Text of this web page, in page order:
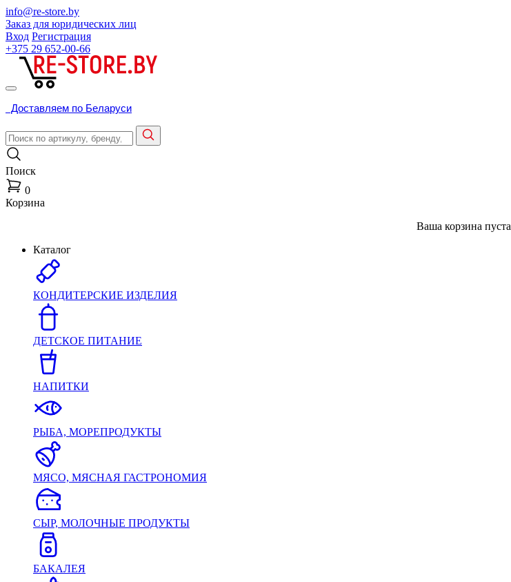
info@re-store.by
Заказ для юридических лиц
Вход Регистрация
+375 29 652-00-66
Доставляем по Беларуси
Поиск
0
Корзина
Ваша корзина пуста
Каталог
КОНДИТЕРСКИЕ ИЗДЕЛИЯ
ДЕТСКОЕ ПИТАНИЕ
НАПИТКИ
РЫБА, МОРЕПРОДУКТЫ
МЯСО, МЯСНАЯ ГАСТРОНОМИЯ
СЫР, МОЛОЧНЫЕ ПРОДУКТЫ
БАКАЛЕЯ